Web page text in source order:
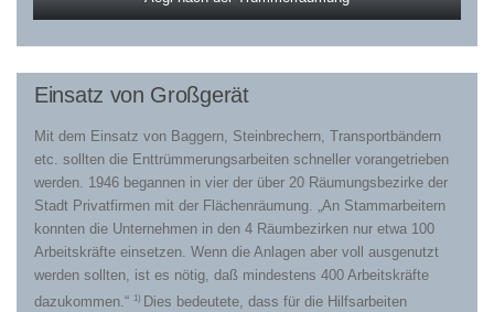
Einsatz von Großgerät
Mit dem Einsatz von Baggern, Steinbrechern, Transportbändern
etc. sollten die Enttrümmerungsarbeiten schneller vorangetrieben
werden. 1946 begannen in vier der über 20 Räumungsbezirke der
Stadt Privatfirmen mit der Flächenräumung. „An Stammarbeitern
konnten die Unternehmen in den 4 Räumbezirken nur etwa 100
Arbeitskräfte einsetzen. Wenn die Anlagen aber voll ausgenutzt
werden sollten, ist es nötig, daß mindestens 400 Arbeitskräfte
dazukommen.“ 1) Dies bedeutete, dass für die Hilfsarbeiten